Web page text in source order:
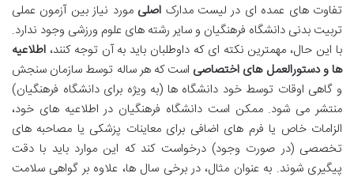
تفاوت های عمده ای در لیست مدارک اصلی مورد نیاز بین آزمون عملی
تربیت بدنی دانشگاه فرهنگیان و سایر رشته های علوم ورزشی وجود ندارد.
با این حال، مهمترین نکته ای که داوطلبان باید به آن توجه کنند، اطلاعیه
ها و دستورالعمل های اختصاصی است که هر ساله توسط سازمان سنجش
و گاهی اوقات توسط خود دانشگاه ها (به ویژه برای دانشگاه فرهنگیان)
منتشر می شود. ممکن است دانشگاه فرهنگیان در اطلاعیه های خود،
الزامات خاص یا فرم های اضافی برای معاینات پزشکی یا مصاحبه های
تخصصی (در صورت وجود) درخواست کند که این موارد باید با دقت
پیگیری شوند. به عنوان مثال، در برخی سال ها، علاوه بر گواهی سلامت